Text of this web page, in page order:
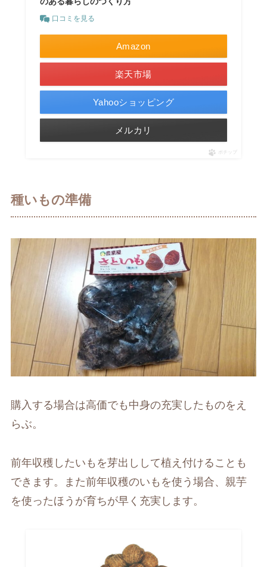
口コミを見る
Amazon
楽天市場
Yahooショッピング
メルカリ
ポチップ
種いもの準備
購入する場合は高価でも中身の充実したものをえ
らぶ。
前年収穫したいもを芽出しして植え付けることも
できます。また前年収穫のいもを使う場合、親芋
を使ったほうが育ちが早く充実します。